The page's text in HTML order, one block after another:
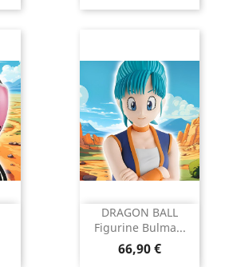
DRAGON BALL
Figurine Bulma...
Prix
66,90 €